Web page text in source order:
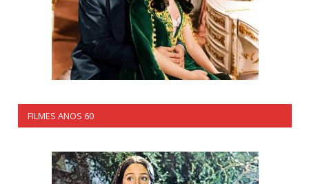
FILMES ANOS 60